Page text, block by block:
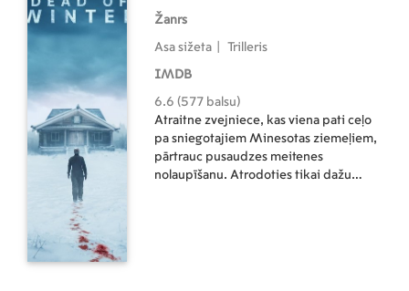
Žanrs
Asa sižeta Trilleris
IMDB
6.6 (577 balsu)
Atraitne zvejniece, kas viena pati ceļo
pa sniegotajiem Minesotas ziemeļiem,
pārtrauc pusaudzes meitenes
nolaupīšanu. Atrodoties tikai dažu